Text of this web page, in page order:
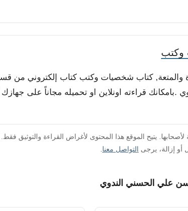
والمتعة, كتاب شخصيات وكتب كتاب إلكتروني من
.بامكانك قراءته اونلاين او تحميله مجاناً على
يتيح الموقع هذا المحتوى لأغراض القراءة والتوثيق
إزالة، يرجى التواصل معنا
علي الحسني الندوي